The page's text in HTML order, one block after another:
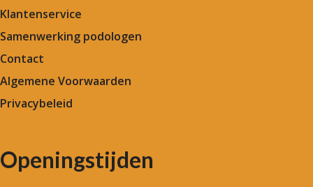
Klantenservice
Samenwerking podologen
Contact
Algemene Voorwaarden
Privacybeleid
Openingstijden